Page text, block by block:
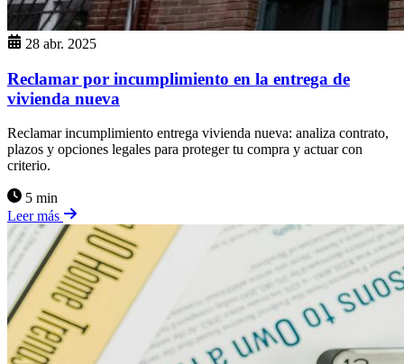
28 abr. 2025
Reclamar por incumplimiento en la entrega de
vivienda nueva
Reclamar incumplimiento entrega vivienda nueva: analiza contrato,
plazos y opciones legales para proteger tu compra y actuar con
criterio.
5 min
Leer más